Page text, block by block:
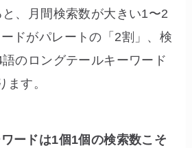
、月間検索数が大きい1〜2
ドがパレートの「2割」、検
のロングテールキーワード
ます。
ードは1個1個の検索数こそ